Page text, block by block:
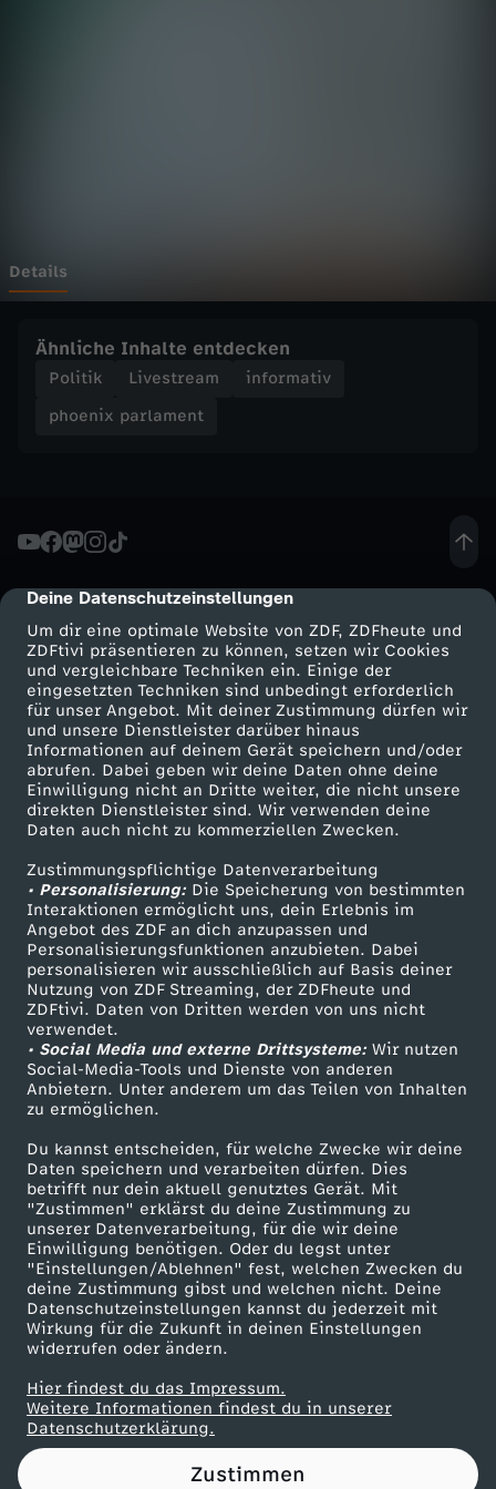
cmp-dialog-description
Deine Datenschutzeinstellungen
Um dir eine optimale Website von ZDF, ZDFheute und
ZDFtivi präsentieren zu können, setzen wir Cookies
und vergleichbare Techniken ein. Einige der
eingesetzten Techniken sind unbedingt erforderlich
für unser Angebot. Mit deiner Zustimmung dürfen wir
und unsere Dienstleister darüber hinaus
Informationen auf deinem Gerät speichern und/oder
abrufen. Dabei geben wir deine Daten ohne deine
Einwilligung nicht an Dritte weiter, die nicht unsere
direkten Dienstleister sind. Wir verwenden deine
Daten auch nicht zu kommerziellen Zwecken.
Zustimmungspflichtige Datenverarbeitung
• Personalisierung:Die Speicherung von bestimmten
Interaktionen ermöglicht uns, dein Erlebnis im
Angebot des ZDF an dich anzupassen und
Personalisierungsfunktionen anzubieten. Dabei
personalisieren wir ausschließlich auf Basis deiner
Nutzung von ZDF Streaming, der ZDFheute und
ZDFtivi. Daten von Dritten werden von uns nicht
verwendet.
• Social Media und externe Drittsysteme:Wir nutzen
Social-Media-Tools und Dienste von anderen
Anbietern. Unter anderem um das Teilen von Inhalten
zu ermöglichen.
Du kannst entscheiden, für welche Zwecke wir deine
Daten speichern und verarbeiten dürfen. Dies
betrifft nur dein aktuell genutztes Gerät. Mit
"Zustimmen" erklärst du deine Zustimmung zu
unserer Datenverarbeitung, für die wir deine
Einwilligung benötigen. Oder du legst unter
"Einstellungen/Ablehnen" fest, welchen Zwecken du
deine Zustimmung gibst und welchen nicht. Deine
Datenschutzeinstellungen kannst du jederzeit mit
Wirkung für die Zukunft in deinen Einstellungen
widerrufen oder ändern.
Hier findest du das Impressum.
Weitere Informationen findest du in unserer
Datenschutzerklärung.
Zustimmen
m
n
F
r
a
k
t
i
o
n
s
s
p
i
t
z
e
n
u
.
Details
Ähnliche Inhalte entdecken
Politik Livestream
informativ
phoenix parlament
Mehr ZDF
ZDF-Apps
Smart TV
ZDFtext
Livestreams
Sendungen A-Z
TV-Programm
Service
ZDFmitreden
Kontakt zum ZDF
Tickets
Zuschauerservice
Hilfe
ZDF Unternehmen
Karriere
ZDF goes Schule
Werbefernsehen
Mainzelmännchen
Partner